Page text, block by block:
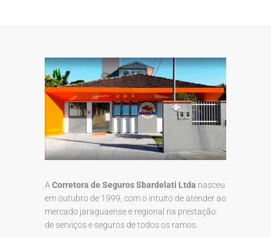
A Corretora de Seguros Sbardelati Ltda nasceu
em outubro de 1999, com o intuito de atender ao
mercado jaraguaense e regional na prestação
de serviços e seguros de todos os ramos.